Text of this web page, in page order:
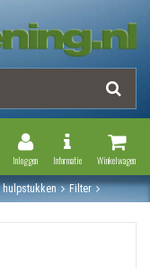
Winkelwagen
Toggle
Informatie
Inloggen
hulpstukken
Filter